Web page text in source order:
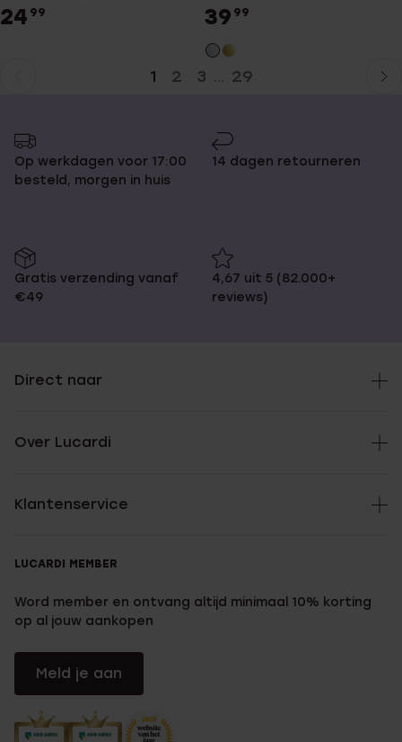
gourmetschakel met
bolletjes voor dames
24 99 39 99
1 2 3 ... 29
Op werkdagen voor 17:00
besteld, morgen in huis
14 dagen retourneren
Gratis verzending vanaf
€49
4,67 uit 5 (82.000+
reviews)
Direct naar
Over Lucardi
Klantenservice
LUCARDI MEMBER
Word member en ontvang altijd minimaal 10% korting
op al jouw aankopen
Meld je aan